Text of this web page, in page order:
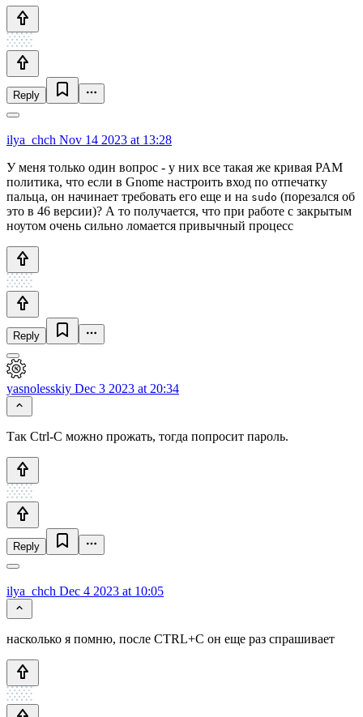
Reply
ilya_chch Nov 14 2023 at 13:28
У меня только один вопрос - у них все такая же кривая PAM
политика, что если в Gnome настроить вход по отпечатку
пальца, он начинает требовать его еще и на sudo (порезался об
это в 46 версии)? А то получается, что при работе с закрытым
ноутом очень сильно ломается привычный процесс
Reply
yasnolesskiy Dec 3 2023 at 20:34
Так Ctrl-C можно прожать, тогда попросит пароль.
Reply
ilya_chch Dec 4 2023 at 10:05
насколько я помню, после CTRL+C он еще раз спрашивает